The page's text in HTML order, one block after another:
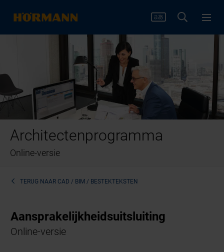
Architectenprogramma
Online-versie
TERUG NAAR CAD / BIM / BESTEKTEKSTEN
Aansprakelijkheidsuitsluiting
Online-versie